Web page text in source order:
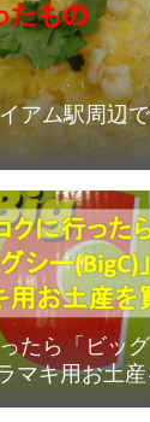
アム駅周辺
たら「ビッ
マキ用お土